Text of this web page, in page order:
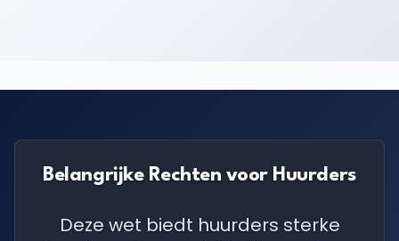
Belangrijke Rechten voor Huurders
Deze wet biedt huurders sterke